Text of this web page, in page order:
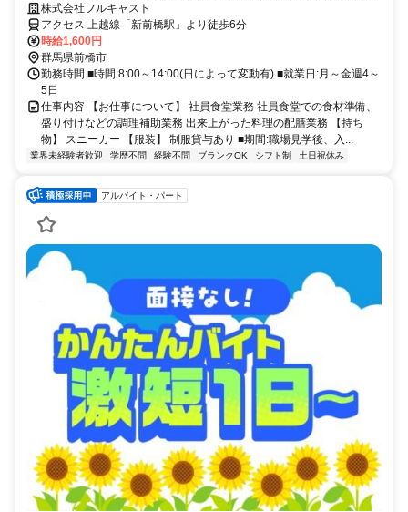
稼げる社員食堂での調理補助業務
株式会社フルキャスト
アクセス 上越線「新前橋駅」より徒歩6分
時給1,600円
群馬県前橋市
勤務時間 ■時間:8:00～14:00(日によって変動有) ■就業日:月～金週4～
5日
仕事内容 【お仕事について】 社員食堂業務 社員食堂での食材準備、
盛り付けなどの調理補助業務 出来上がった料理の配膳業務 【持ち
物】 スニーカー 【服装】 制服貸与あり ■期間:職場見学後、入...
業界未経験者歓迎 学歴不問 経験不問 ブランクOK シフト制 土日祝休み
アルバイト・パート